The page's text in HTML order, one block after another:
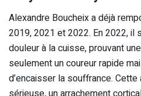
Alexandre Boucheix a déjà
2019, 2021 et 2022. En 2022, il
douleur à la cuisse, prouvant
seulement un coureur rapide
d’encaisser la souffrance.